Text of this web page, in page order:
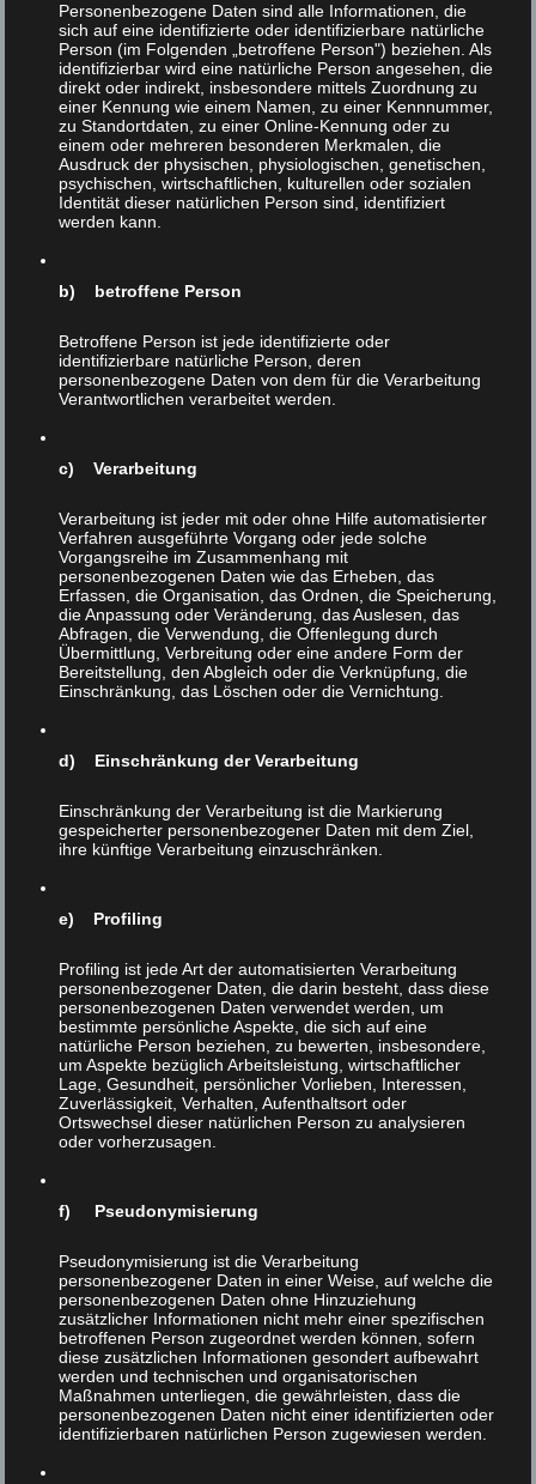
nach Dingen, die ihm schmecken.
Aber zurück zu „Feinschmecker“ Wagner. Richtig ins
Herz geschlossen hat er auch Rehe (S. 82), insbesondere
„Rehnüsschen“ – was auch immer das sein mag: „‚A
point‘ hatte ich es bestellt, und genauso kam es auf den
Teller. Es hatte einen kaminroten, saftigen Kern, aber
man hatte ihm lange genug Zeit zum Rasten gegeben,
sodass auch nicht das geringste Tröpfchen Blut aus den
Entscheidend sei vielmehr, daß das Filet perfekt gebraten
ist: „sicherlich nicht fast roh, aber noch viel weniger
trocken und ‚durch‘.“ Und jetzt wird´s richtig kritisch
und politisch:
bedachte. ‚Es wird ohnedies eines von den letzten sein,
die Sie kriegen.‘ – Ich reagierte einigermaßen irritiert. –
‚Wenn Brüssel seine Hygienevorschriften radikal
durchzieht …, dann ist ein medium gebratenes Steak zur
Zeit ein aussterbendes Gericht, von einem rosa
gebratenen Lamm- oder Rehfilet gar nicht zu reden. ( … )
Ich komm aber gerne zu Ihnen nach Hause … und mach
Ihnen Ihr Steak so blutig wie Sie wollen.'“
Na, da hat Feinfresser Wagner ja noch einmal Glück
gehabt. Nicht auszudenken, wenn er auf seine blutigen
Lieblingsgerichte verzichten müßte! Aber da plagt den
nur mehr eine Frage der Zeit, bis „auch die guten alten
Austern, die man schließlich zumeist nicht nur roh,
sondern auch noch lebend verzehrt, auf dem Index
landen“.
zuweilen lästige Vergiftungen nach sich ziehen, die
schon auch mal tödlich enden können. Aber damit, mahnt
der Mann, der Messer und Gabel wie Orden in die
Kamera hält, könne und müsse man leben: „Schließlich
werden ja auch Autos, Snowboards, Segelflieger und
Reitpferde nicht verboten, obwohl es immer wieder
Menschen gibt, die damit verunglücken.“
Äußeres verrät, viel, sondern auch noch unter Einsatz
seines Lebens!
So schlimm die Sache mit den Brüsseler Bürokraten auch
sein mag – es gibt auch Lichtblicke. Etwa den Verein zur
Erhaltung gefährdeter Haustierrassen (VEGH). Obmann
Othard Hack erläutert die Aufgabe des VEGH am
Beispiel Rind (S. 30): Früher habe es in Österreich
mindestens 30 Rinderrassen gegeben. Heute aber mache
das sogenannte „Fleckvieh“, eine „Hochleistungs- und
Personenbezogene Daten sind alle Informationen, die
sich auf eine identifizierte oder identifizierbare natürliche
Person (im Folgenden „betroffene Person") beziehen. Als
identifizierbar wird eine natürliche Person angesehen, die
direkt oder indirekt, insbesondere mittels Zuordnung zu
einer Kennung wie einem Namen, zu einer Kennnummer,
zu Standortdaten, zu einer Online-Kennung oder zu
einem oder mehreren besonderen Merkmalen, die
Ausdruck der physischen, physiologischen, genetischen,
psychischen, wirtschaftlichen, kulturellen oder sozialen
Identität dieser natürlichen Person sind, identifiziert
werden kann.
b) betroffene Person
Betroffene Person ist jede identifizierte oder
identifizierbare natürliche Person, deren
personenbezogene Daten von dem für die Verarbeitung
Verantwortlichen verarbeitet werden.
c) Verarbeitung
Verarbeitung ist jeder mit oder ohne Hilfe automatisierter
Verfahren ausgeführte Vorgang oder jede solche
Vorgangsreihe im Zusammenhang mit
personenbezogenen Daten wie das Erheben, das
Erfassen, die Organisation, das Ordnen, die Speicherung,
die Anpassung oder Veränderung, das Auslesen, das
Abfragen, die Verwendung, die Offenlegung durch
Übermittlung, Verbreitung oder eine andere Form der
Bereitstellung, den Abgleich oder die Verknüpfung, die
Einschränkung, das Löschen oder die Vernichtung.
d) Einschränkung der Verarbeitung
Einschränkung der Verarbeitung ist die Markierung
gespeicherter personenbezogener Daten mit dem Ziel,
ihre künftige Verarbeitung einzuschränken.
e) Profiling
Profiling ist jede Art der automatisierten Verarbeitung
personenbezogener Daten, die darin besteht, dass diese
personenbezogenen Daten verwendet werden, um
bestimmte persönliche Aspekte, die sich auf eine
natürliche Person beziehen, zu bewerten, insbesondere,
um Aspekte bezüglich Arbeitsleistung, wirtschaftlicher
Lage, Gesundheit, persönlicher Vorlieben, Interessen,
Zuverlässigkeit, Verhalten, Aufenthaltsort oder
Ortswechsel dieser natürlichen Person zu analysieren
oder vorherzusagen.
f) Pseudonymisierung
Pseudonymisierung ist die Verarbeitung
personenbezogener Daten in einer Weise, auf welche die
personenbezogenen Daten ohne Hinzuziehung
zusätzlicher Informationen nicht mehr einer spezifischen
betroffenen Person zugeordnet werden können, sofern
diese zusätzlichen Informationen gesondert aufbewahrt
werden und technischen und organisatorischen
Maßnahmen unterliegen, die gewährleisten, dass die
personenbezogenen Daten nicht einer identifizierten oder
identifizierbaren natürlichen Person zugewiesen werden.